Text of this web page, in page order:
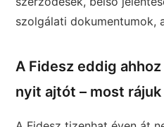
szolgálati dokumentumok,
A Fidesz eddig
nyit ajtót – most